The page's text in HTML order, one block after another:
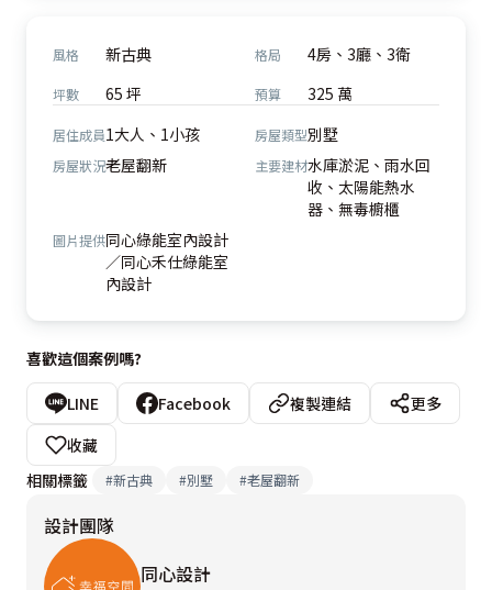
風格 新古典 格局 4房、3廳、3衛
坪數 65 坪 預算 325 萬
居住成員1大人、1小孩 房屋類型別墅
房屋狀況老屋翻新 主要建材水庫淤泥、雨水回
收、太陽能熱水
器、無毒櫥櫃
圖片提供同心綠能室內設計
／同心禾仕綠能室
內設計
喜歡這個案例嗎?
LINE Facebook 複製連結
更多
收藏
相關標籤
#新古典 #別墅 #老屋翻新
設計團隊
同心設計